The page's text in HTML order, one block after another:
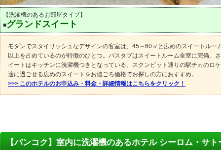
【洗濯機のあるお部屋タイプ】
■グランドスイート
モダンでスタイリッシュなデザインの客室は、45～60㎡と広めのスイートルー
以上を占めているのが特徴のひとつ。バスタブはスイートルーム全室に完備、
イートはキッチンに洗濯機つきとなっている。スクンビット通りの駅チカのロ
適に過ごせる広めのスイートをお値ごろ価格でお探しの方におすすめ。
>>> このホテルのお申込み・料金・詳細情報はこちらをクリック！
【バンコク】室内に洗濯機のあるホテル シーロム・サト